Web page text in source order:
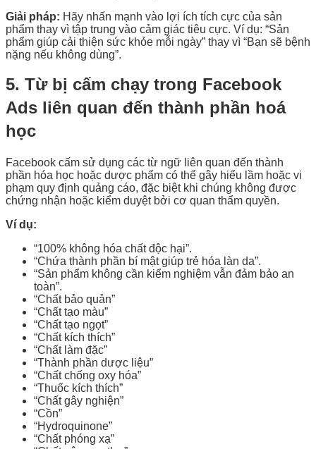
Giải pháp: Hãy nhấn mạnh vào lợi ích tích cực của sản
phẩm thay vì tập trung vào cảm giác tiêu cực. Ví dụ: “Sản
phẩm giúp cải thiện sức khỏe mỗi ngày” thay vì “Bạn sẽ bệnh
nặng nếu không dùng”.
5. Từ bị cấm chạy trong Facebook
Ads liên quan đến thành phần hoá
học
Facebook cấm sử dụng các từ ngữ liên quan đến thành
phần hóa học hoặc dược phẩm có thể gây hiểu lầm hoặc vi
phạm quy định quảng cáo, đặc biệt khi chúng không được
chứng nhận hoặc kiểm duyệt bởi cơ quan thẩm quyền.
Ví dụ:
“100% không hóa chất độc hại”.
“Chứa thành phần bí mật giúp trẻ hóa làn da”.
“Sản phẩm không cần kiểm nghiệm vẫn đảm bảo an
toàn”.
“Chất bảo quản”
“Chất tạo màu”
“Chất tạo ngọt”
“Chất kích thích”
“Chất làm đặc”
“Thành phần dược liệu”
“Chất chống oxy hóa”
“Thuốc kích thích”
“Chất gây nghiện”
“Cồn”
“Hydroquinone”
“Chất phóng xạ”